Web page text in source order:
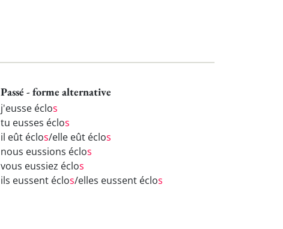
Passé - forme alternative
j'eusse éclos
tu eusses éclos
il eût éclos/elle eût éclos
nous eussions éclos
vous eussiez éclos
ils eussent éclos/elles eussent éclos